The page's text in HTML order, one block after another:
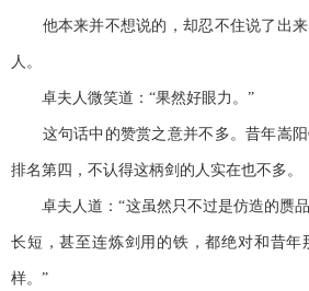
他本来并不想说的，却忍不住说了出来
人。
卓夫人微笑道：“果然好眼力。”
这句话中的赞赏之意并不多。昔年嵩阳
排名第四，不认得这柄剑的人实在也不多。
卓夫人道：“这虽然只不过是仿造的赝品
长短，甚至连炼剑用的铁，都绝对和昔
样。”